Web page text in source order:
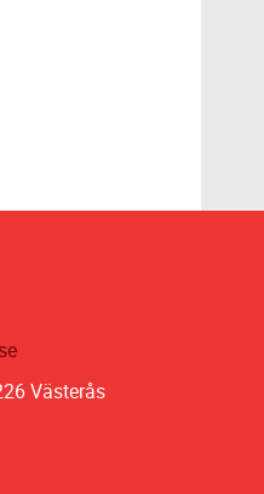
Västerås